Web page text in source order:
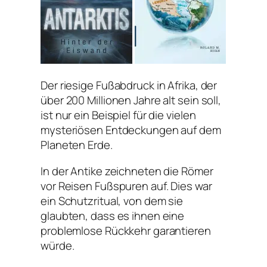
Der riesige Fußabdruck in Afrika, der
über 200 Millionen Jahre alt sein soll,
ist nur ein Beispiel für die vielen
mysteriösen Entdeckungen auf dem
Planeten Erde.
In der Antike zeichneten die Römer
vor Reisen Fußspuren auf. Dies war
ein Schutzritual, von dem sie
glaubten, dass es ihnen eine
problemlose Rückkehr garantieren
würde.